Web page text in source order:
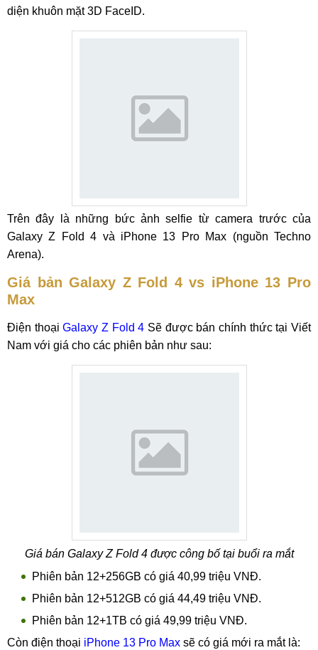
diện khuôn mặt 3D FaceID.
Trên đây là những bức ảnh selfie từ camera trước của
Galaxy Z Fold 4 và iPhone 13 Pro Max (nguồn Techno
Arena).
Giá bản Galaxy Z Fold 4 vs iPhone 13 Pro
Max
Điện thoạiGalaxy Z Fold 4 Sẽ được bán chính thức tại Viết
Nam với giá cho các phiên bản như sau:
Giá bán Galaxy Z Fold 4 được công bố tại buổi ra mắt
Phiên bản 12+256GB có giá 40,99 triệu VNĐ.
Phiên bản 12+512GB có giá 44,49 triệu VNĐ.
Phiên bản 12+1TB có giá 49,99 triệu VNĐ.
Còn điện thoại iPhone 13 Pro Max sẽ có giá mới ra mắt là: